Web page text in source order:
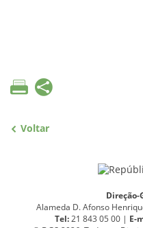
Voltar
Direção-
Alameda D. Afonso
Tel:21 843 05 00 | E-